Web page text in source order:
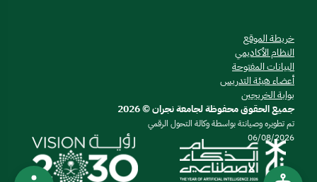
خريطة الموقع
النظام الأكاديمي
البيانات المفتوحة
أعضاء هيئة التدريس
بوابة الخريجين
جميع الحقوق محفوظة لجامعة نجران © 2026
تم تطويره وصيانتة بواسطة وكالة التحول الرقمي
06/08/2026